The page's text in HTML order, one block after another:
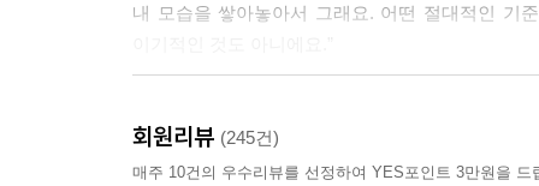
내 모습을 쌓아놓아서 그래요. 어떤 절대적인 기
갑작스레 주어진 자유와 선택들이 무섭고 버겁다
회원리뷰 (245건)
매주 10건의 우수리뷰를 선정하여 YES포인트 3만원을 드